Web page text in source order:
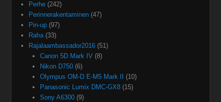
Perhe (242)
Perinnerakentaminen (47)
Pin-up (97)
Raha(33)
Rajalaambassador2016 (51)
Canon 5D Mark IV(8)
Nikon D750(6)
Olympus OM-D E-M5 Mark II
(10)
Panasonic Lumix DMC-GX8(15)
Sony A6300(9)